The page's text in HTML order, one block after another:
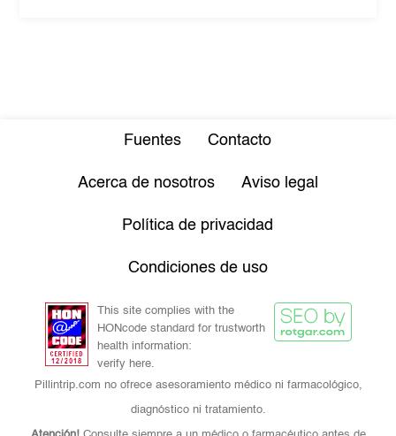
Fuentes Contacto
Acerca de nosotros Aviso legal
Política de privacidad
Condiciones de uso
This site complies with the
HONcode standard for trustworth
health information:
verify here.
Pillintrip.com no ofrece asesoramiento médico ni farmacológico,
diagnóstico ni tratamiento.